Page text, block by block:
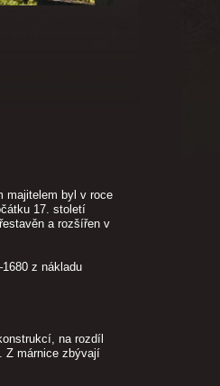
majitelem byl v roce
17. století
a rozšířen v
z nákladu
na rozdíl
Z márnice zbývají